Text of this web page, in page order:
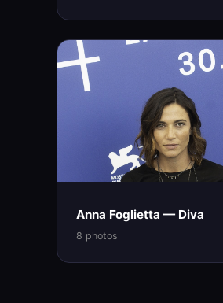
Anna Foglietta — Diva
8 photos